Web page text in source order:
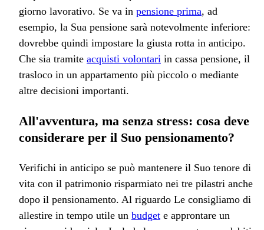
giorno lavorativo. Se va in pensione prima, ad
esempio, la Sua pensione sarà notevolmente inferiore:
dovrebbe quindi impostare la giusta rotta in anticipo.
Che sia tramite acquisti volontari in cassa pensione, il
trasloco in un appartamento più piccolo o mediante
altre decisioni importanti.
All'avventura, ma senza stress: cosa deve
considerare per il Suo pensionamento?
Verifichi in anticipo se può mantenere il Suo tenore di
vita con il patrimonio risparmiato nei tre pilastri anche
dopo il pensionamento. Al riguardo Le consigliamo di
allestire in tempo utile un budget e approntare un